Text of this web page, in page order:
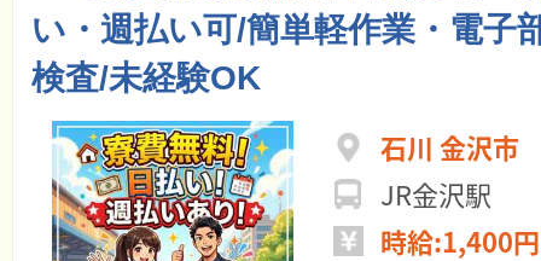
い・週払い可/簡単軽作業・電子
検査/未経験OK
石川 金沢市
JR金沢駅
時給:1,400